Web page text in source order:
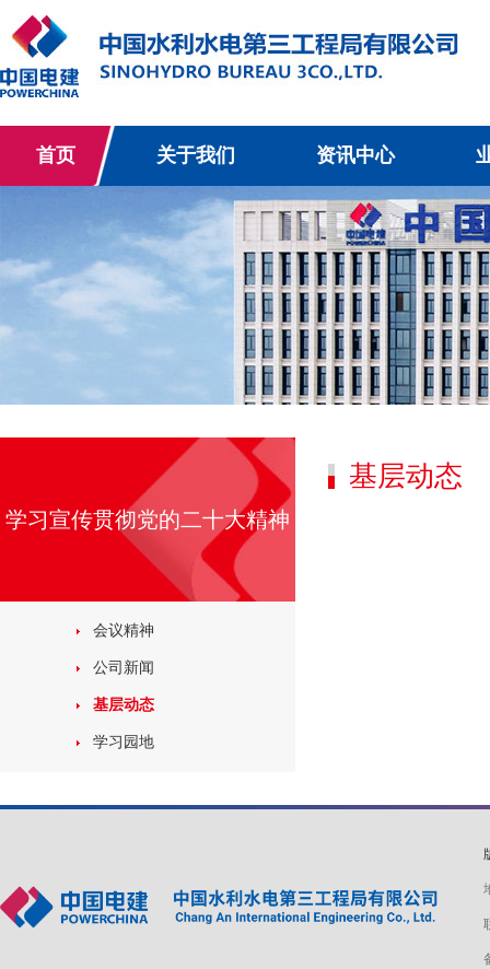
首页 关于我们 资讯中心
学习宣传贯彻党的二十大精神
会议精神
公司新闻
基层动态
学习园地
基层动态